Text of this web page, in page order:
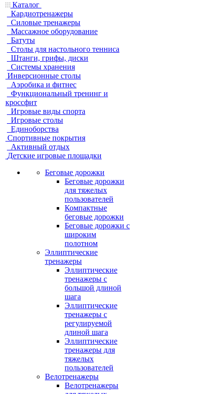
Каталог
Кардиотренажеры
Силовые тренажеры
Массажное оборудование
Батуты
Столы для настольного тенниса
Штанги, грифы, диски
Системы хранения
Инверсионные столы
Аэробика и фитнес
Функциональный тренинг и
кроссфит
Игровые виды спорта
Игровые столы
Единоборства
Спортивные покрытия
Активный отдых
Детские игровые площадки
Беговые дорожки
Беговые дорожки
для тяжелых
пользователей
Компактные
беговые дорожки
Беговые дорожки с
широким
полотном
Эллиптические
тренажеры
Эллиптические
тренажеры с
большой длиной
шага
Эллиптические
тренажеры с
регулируемой
длиной шага
Эллиптические
тренажеры для
тяжелых
пользователей
Велотренажеры
Велотренажеры